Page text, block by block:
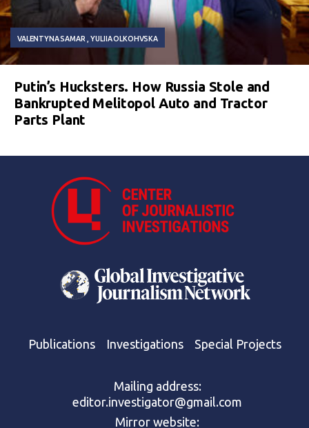
VALENTYNA SAMAR YULIIA OLKOHVSKA
Putin’s Hucksters. How Russia Stole and
Bankrupted Melitopol Auto and Tractor
Parts Plant
Publications Investigations Special Projects
Mailing address:
editor.investigator@gmail.com
Mirror website: